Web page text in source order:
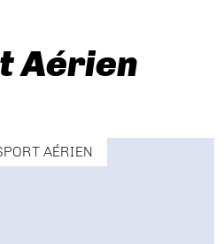
Aérien
AÉRIEN